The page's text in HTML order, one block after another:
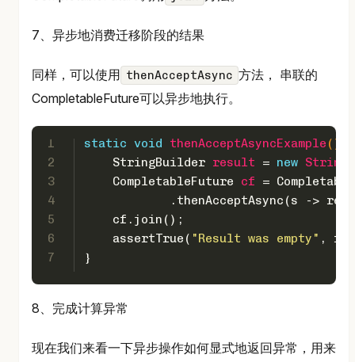
7、异步地消费迁移阶段的结果
同样，可以使用 thenAcceptAsync 方法， 串联的
CompletableFuture可以异步地执行。
1
2
3
4
5
6
7
static void thenAcceptAsyncExample ()
StringBuilder result = new
CompletableFuture
cf =
.thenAcceptAsync(s ->
    cf.join();
    assertTrue(
"Result was empty" ,
}
8、完成计算异常
现在我们来看一下异步操作如何显式地返回异常，用来